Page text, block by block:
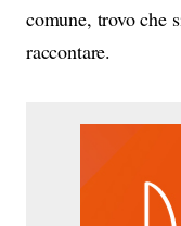
comune, trovo che
raccontare.